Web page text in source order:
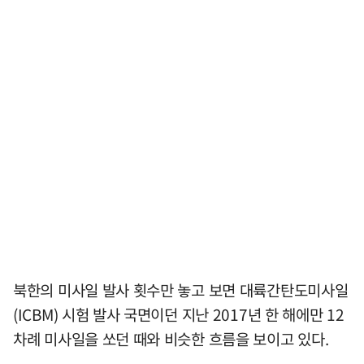
북한의 미사일 발사 횟수만 놓고 보면 대륙간탄도미사일
(ICBM) 시험 발사 국면이던 지난 2017년 한 해에만 12
차례 미사일을 쏘던 때와 비슷한 흐름을 보이고 있다.